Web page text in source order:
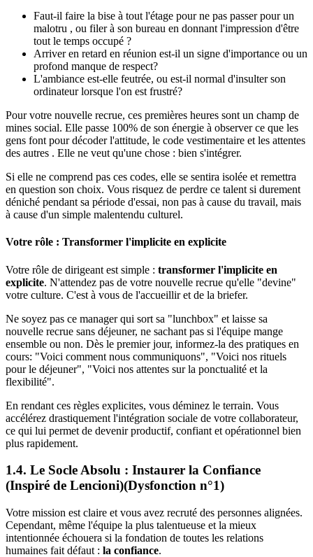
Faut-il faire la bise à tout l'étage pour ne pas passer pour un
malotru , ou filer à son bureau en donnant l'impression d'être
tout le temps occupé ?
Arriver en retard en réunion est-il un signe d'importance ou un
profond manque de respect?
L'ambiance est-elle feutrée, ou est-il normal d'insulter son
ordinateur lorsque l'on est frustré?
Pour votre nouvelle recrue, ces premières heures sont un champ de
mines social. Elle passe 100% de son énergie à observer ce que les
gens font pour décoder l'attitude, le code vestimentaire et les attentes
des autres . Elle ne veut qu'une chose : bien s'intégrer.
Si elle ne comprend pas ces codes, elle se sentira isolée et remettra
en question son choix. Vous risquez de perdre ce talent si durement
déniché pendant sa période d'essai, non pas à cause du travail, mais
à cause d'un simple malentendu culturel.
Votre rôle : Transformer l'implicite en explicite
Votre rôle de dirigeant est simple : transformer l'implicite en
explicite. N'attendez pas de votre nouvelle recrue qu'elle "devine"
votre culture. C'est à vous de l'accueillir et de la briefer.
Ne soyez pas ce manager qui sort sa "lunchbox" et laisse sa
nouvelle recrue sans déjeuner, ne sachant pas si l'équipe mange
ensemble ou non. Dès le premier jour, informez-la des pratiques en
cours: "Voici comment nous communiquons", "Voici nos rituels
pour le déjeuner", "Voici nos attentes sur la ponctualité et la
flexibilité".
En rendant ces règles explicites, vous déminez le terrain. Vous
accélérez drastiquement l'intégration sociale de votre collaborateur,
ce qui lui permet de devenir productif, confiant et opérationnel bien
plus rapidement.
1.4. Le Socle Absolu : Instaurer la Confiance
(Inspiré de Lencioni)(Dysfonction n°1)
Votre mission est claire et vous avez recruté des personnes alignées.
Cependant, même l'équipe la plus talentueuse et la mieux
intentionnée échouera si la fondation de toutes les relations
humaines fait défaut : la confiance.